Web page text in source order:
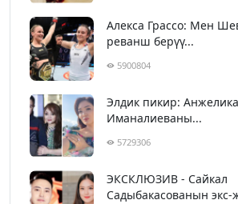
Алекса Грассо: Мен
реванш берүү...
5900804
Элдик пикир:
Иманалиеваны...
5729306
ЭКСКЛЮЗИВ - Сайкал
Садыбакасованын экс-